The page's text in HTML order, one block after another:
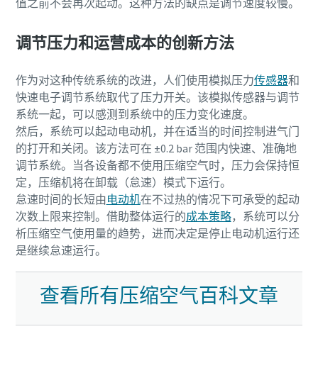
您需要了解的一切关于气力输送流程的信息
了解如何创建效率更高的气力输送流程。
了解详情
值之前不会再次起动。这种方法的缺点是调节速度较慢。
调节压力和运营成本的创新方法
作为对这种传统系统的改进，人们使用模拟压力传感器和
快速电子调节系统取代了压力开关。该模拟传感器与调节
系统一起，可以感测到系统中的压力变化速度。
然后，系统可以起动电动机，并在适当的时间控制进气门
的打开和关闭。该方法可在 ±0.2 bar 范围内快速、准确地
调节系统。当各设备都不使用压缩空气时，压力会保持恒
定，压缩机将在卸载（怠速）模式下运行。
怠速时间的长短由电动机在不过热的情况下可承受的起动
次数上限来控制。借助整体运行的成本策略，系统可以分
析压缩空气使用量的趋势，进而决定是停止电动机运行还
是继续怠速运行。
查看所有压缩空气百科文章